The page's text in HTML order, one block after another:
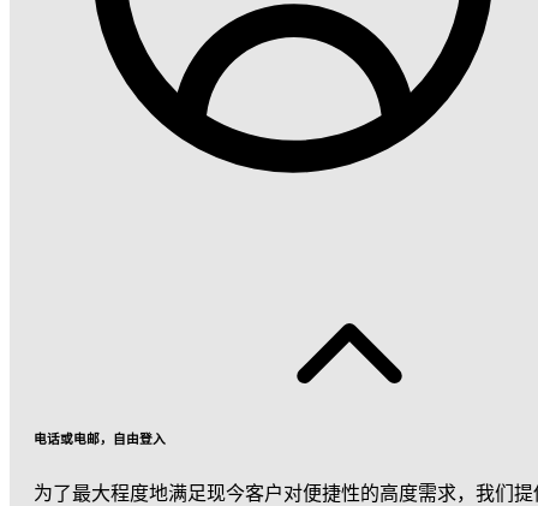
电话或电邮，自由登入
为了最大程度地满足现今客户对便捷性的高度需求，我们提